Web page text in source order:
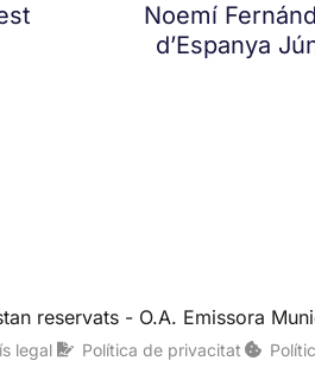
Noemí
d’Espanya
reservats - O.A. Emissora
legal Política de privacitat